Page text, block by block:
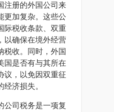
注册的外国公司来
更加复杂。这些公
际税收条款、双重
以确保在境外经营
税收。同时，外国
国是否有与其所在
议，以免因双重征
济损失。
公司税务是一项复